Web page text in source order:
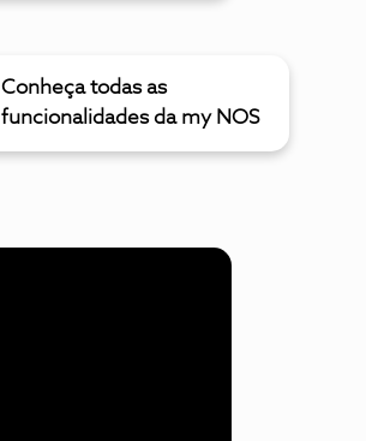
Conheça todas as
funcionalidades da my NOS